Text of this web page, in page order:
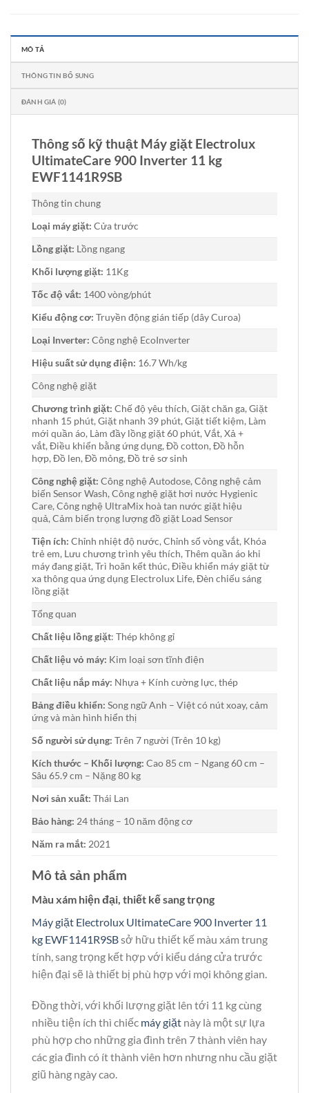
MÔ TẢ
THÔNG TIN BỔ SUNG
ĐÁNH GIÁ (0)
Thông số kỹ thuật Máy giặt Electrolux
UltimateCare 900 Inverter 11 kg
EWF1141R9SB
Thông tin chung
Loại máy giặt: Cửa trước
Lồng giặt: Lồng ngang
Khối lượng giặt: 11Kg
Tốc độ vắt: 1400 vòng/phút
Kiểu động cơ: Truyền động gián tiếp (dây Curoa)
Loại Inverter: Công nghệ EcoInverter
Hiệu suất sử dụng điện: 16.7 Wh/kg
Công nghệ giặt
Chương trình giặt: Chế độ yêu thích, Giặt chăn ga, Giặt
nhanh 15 phút, Giặt nhanh 39 phút, Giặt tiết kiệm, Làm
mới quần áo, Làm đầy lồng giặt 60 phút, Vắt, Xả +
vắt, Điều khiển bằng ứng dụng, Đồ cotton, Đồ hỗn
hợp, Đồ len, Đồ mỏng, Đồ trẻ sơ sinh
Công nghệ giặt: Công nghệ Autodose, Công nghệ cảm
biến Sensor Wash, Công nghệ giặt hơi nước Hygienic
Care, Công nghệ UltraMix hoà tan nước giặt hiệu
quả, Cảm biến trọng lượng đồ giặt Load Sensor
Tiện ích: Chỉnh nhiệt độ nước, Chỉnh số vòng vắt, Khóa
trẻ em, Lưu chương trình yêu thích, Thêm quần áo khi
máy đang giặt, Trì hoãn kết thúc, Điều khiển máy giặt từ
xa thông qua ứng dụng Electrolux Life, Đèn chiếu sáng
lồng giặt
Tổng quan
Chất liệu lồng giặt: Thép không gỉ
Chất liệu vỏ máy: Kim loại sơn tĩnh điện
Chất liệu nắp máy: Nhựa + Kính cường lực, thép
Bảng điều khiển: Song ngữ Anh – Việt có nút xoay, cảm
ứng và màn hình hiển thị
Số người sử dụng: Trên 7 người (Trên 10 kg)
Kích thước – Khối lượng: Cao 85 cm – Ngang 60 cm –
Sâu 65.9 cm – Nặng 80 kg
Nơi sản xuất: Thái Lan
Bảo hàng: 24 tháng – 10 năm động cơ
Năm ra mắt: 2021
Mô tả sản phẩm
Màu xám hiện đại, thiết kế sang trọng
Máy giặt Electrolux UltimateCare 900 Inverter 11
kg EWF1141R9SBsở hữu thiết kế màu xám trung
tính, sang trọng kết hợp với kiểu dáng cửa trước
hiện đại sẽ là thiết bị phù hợp với mọi không gian.
Đồng thời, với khối lượng giặt lên tới 11 kg cùng
nhiều tiện ích thì chiếc máy giặt này là một sự lựa
phù hợp cho những gia đình trên 7 thành viên hay
các gia đình có ít thành viên hơn nhưng nhu cầu giặt
giũ hàng ngày cao.